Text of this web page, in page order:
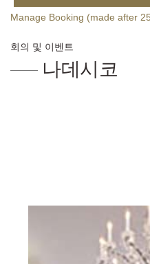
Manage Booking (made after
회의 및 이벤트
나데시코